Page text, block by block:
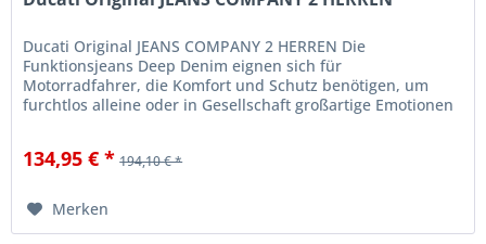
Ducati Original JEANS COMPANY 2 HERREN Die
Funktionsjeans Deep Denim eignen sich für
Motorradfahrer, die Komfort und Schutz benötigen, um
furchtlos alleine oder in Gesellschaft großartige Emotionen
134,95 € * 194,10 € *
Merken